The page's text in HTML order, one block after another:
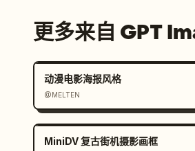
更多来自 GPT
动漫电影海报风格
@MELTEN
MiniDV 复古街机摄影画框